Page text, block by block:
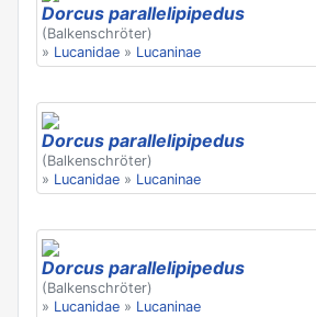
Dorcus parallelipipedus
(Balkenschröter)
» Lucanidae » Lucaninae
Dorcus parallelipipedus
(Balkenschröter)
» Lucanidae » Lucaninae
Dorcus parallelipipedus
(Balkenschröter)
» Lucanidae » Lucaninae